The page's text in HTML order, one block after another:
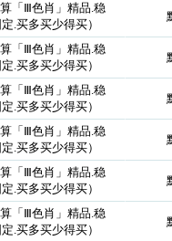
Ⅲ色肖」精品.稳
多买少得买）
Ⅲ色肖」精品.稳
多买少得买）
Ⅲ色肖」精品.稳
多买少得买）
Ⅲ色肖」精品.稳
多买少得买）
Ⅲ色肖」精品.稳
多买少得买）
Ⅲ色肖」精品.稳
多买少得买）